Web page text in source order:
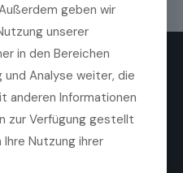
Anbieter von
Produkten,
geben wir
unserer
in den Bereichen
und Analyse weiter, die
anderen Informationen
zur Verfügung gestellt
Nutzung ihrer